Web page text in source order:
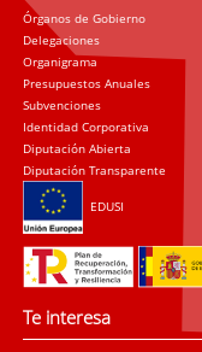
Órganos de Gobierno
Delegaciones
Organigrama
Presupuestos Anuales
Subvenciones
Identidad Corporativa
Diputación Abierta
Diputación Transparente
EDUSI
Te interesa